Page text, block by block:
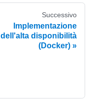
Successivo
Implementazione
dell'alta disponibilità
(Docker)